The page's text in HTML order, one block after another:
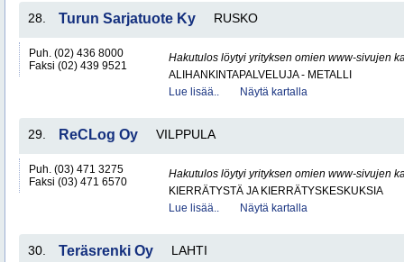
28. Turun Sarjatuote Ky RUSKO
Puh. (02) 436 8000
Faksi (02) 439 9521
Hakutulos löytyi yrityksen omien www-sivujen
ALIHANKINTAPALVELUJA - METALLI
Lue lisää..
Näytä kartalla
29. ReCLog Oy VILPPULA
Puh. (03) 471 3275
Faksi (03) 471 6570
Hakutulos löytyi yrityksen omien www-sivujen
KIERRÄTYSTÄ JA KIERRÄTYSKESKUKSIA
Lue lisää..
Näytä kartalla
30. Teräsrenki Oy LAHTI